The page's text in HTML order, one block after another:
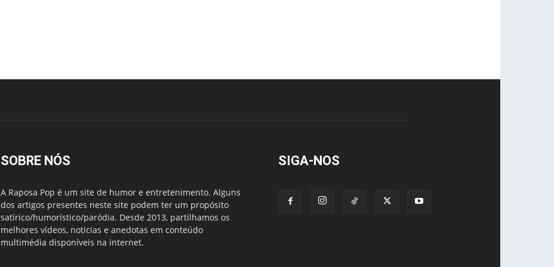
SOBRE NÓS
A Raposa Pop é um site de humor e entretenimento. Alguns
dos artigos presentes neste site podem ter um propósito
satírico/humorístico/paródia. Desde 2013, partilhamos os
melhores vídeos, noticias e anedotas em conteúdo
multimédia disponíveis na internet.
SIGA-NOS